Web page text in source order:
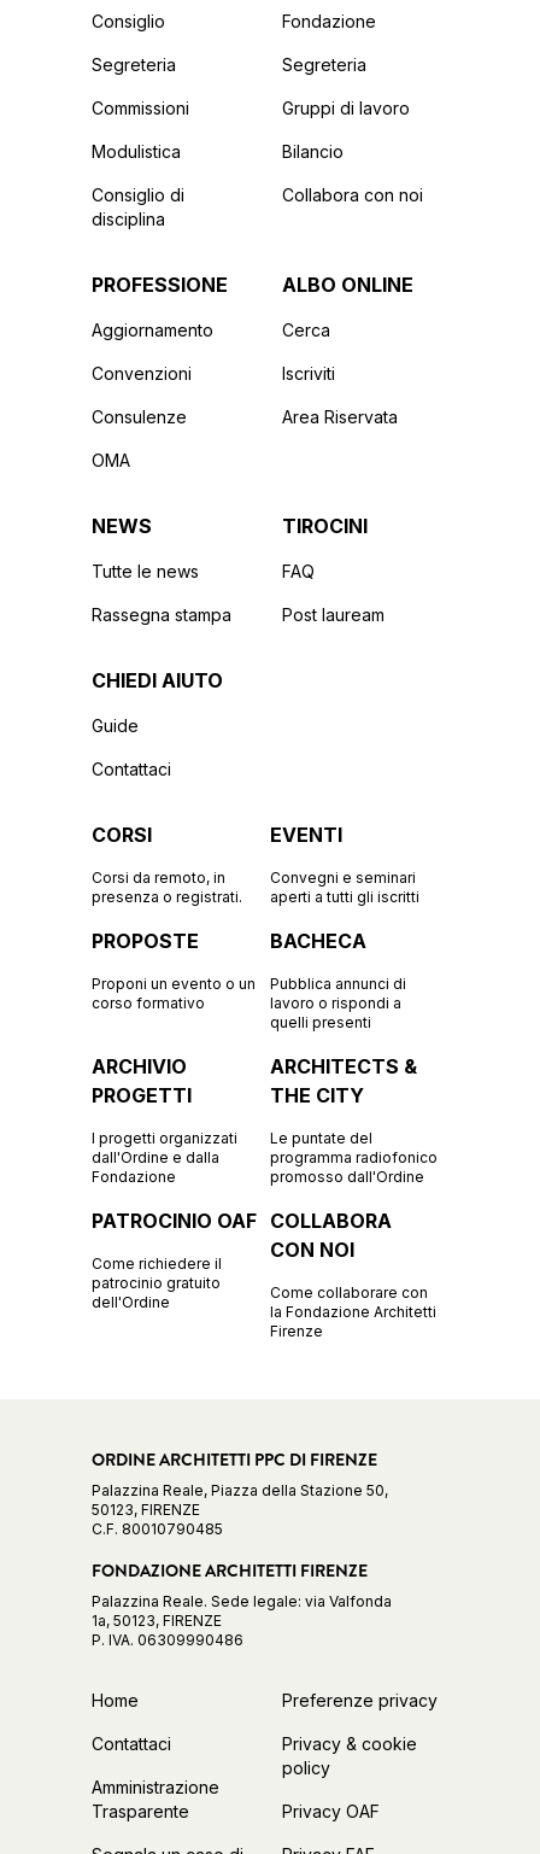
Consiglio
Segreteria
Commissioni
Modulistica
Consiglio di
disciplina
Fondazione
Segreteria
Gruppi di lavoro
Bilancio
Collabora con noi
PROFESSIONE
Aggiornamento
Convenzioni
Consulenze
OMA
ALBO ONLINE
Cerca
Iscriviti
Area Riservata
NEWS
Tutte le news
Rassegna stampa
TIROCINI
FAQ
Post lauream
CHIEDI AIUTO
Guide
Contattaci
CORSI
Corsi da remoto, in
presenza o registrati.
EVENTI
Convegni e seminari
aperti a tutti gli iscritti
PROPOSTE
Proponi un evento o un
corso formativo
BACHECA
Pubblica annunci di
lavoro o rispondi a
quelli presenti
ARCHIVIO
PROGETTI
I progetti organizzati
dall'Ordine e dalla
Fondazione
ARCHITECTS &
THE CITY
Le puntate del
programma radiofonico
promosso dall'Ordine
PATROCINIO OAF
Come richiedere il
patrocinio gratuito
dell'Ordine
COLLABORA
CON NOI
Come collaborare con
la Fondazione Architetti
Firenze
ORDINE ARCHITETTI PPC DI FIRENZE
Palazzina Reale, Piazza della Stazione 50,
50123, FIRENZE
C.F. 80010790485
FONDAZIONE ARCHITETTI FIRENZE
Palazzina Reale. Sede legale: via Valfonda
1a, 50123, FIRENZE
P. IVA. 06309990486
Home
Contattaci
Amministrazione
Trasparente
Preferenze privacy
Privacy & cookie
policy
Privacy OAF